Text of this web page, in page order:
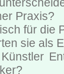
Praxis?
für die
sie als